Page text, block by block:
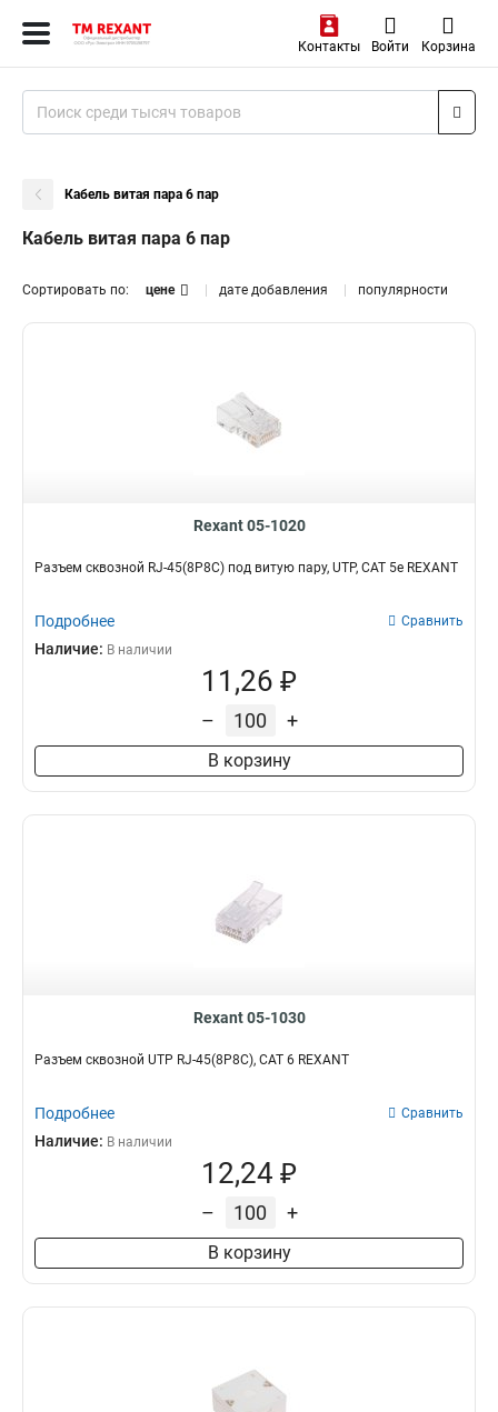
Контакты Войти Корзина
Кабель витая пара 6 пар
Кабель витая пара 6 пар
Сортировать по: цене дате добавления популярности
Rexant 05-1020
Разъем cквозной RJ-45(8P8C) под витую пару, UTP, CAT 5e REXANT
Подробнее Сравнить
Наличие: В наличии
11,26 ₽
– +
В корзину
Rexant 05-1030
Разъем cквозной UTP RJ-45(8P8C), CAT 6 REXANT
Подробнее Сравнить
Наличие: В наличии
12,24 ₽
– +
В корзину